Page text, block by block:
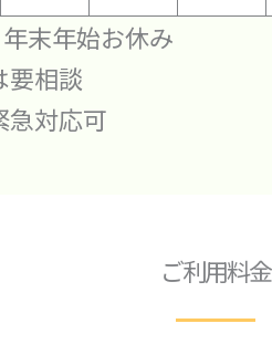
末年始お休み
相談
対応可
ご利用料金